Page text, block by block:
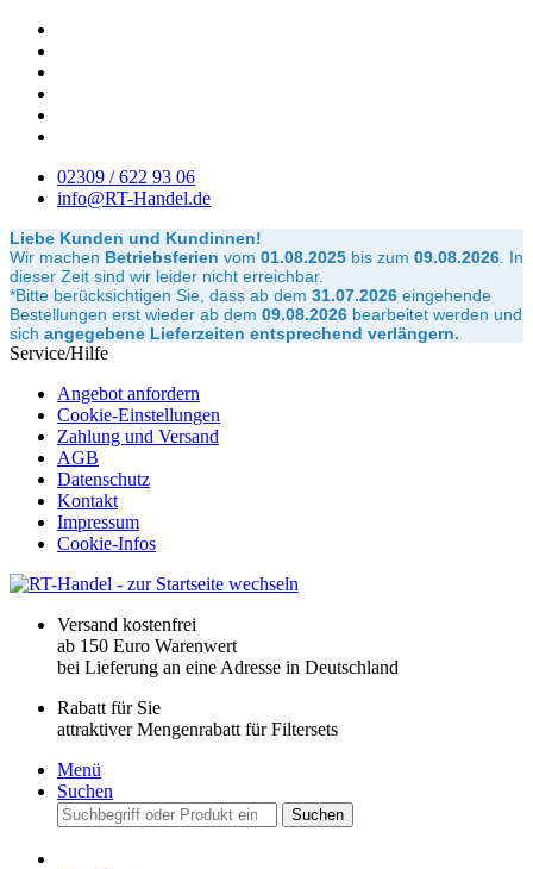
02309 / 622 93 06
info@RT-Handel.de
Liebe Kunden und Kundinnen!
Wir machen Betriebsferien vom 01.08.2025 bis zum 09.08.2026 In
dieser Zeit sind wir leider nicht erreichbar.
*Bitte berücksichtigen Sie, dass ab dem 31.07.2026 eingehende
Bestellungen erst wieder ab dem 09.08.2026 bearbeitet werden und
sich angegebene Lieferzeiten entsprechend verlängern.
Service/Hilfe
Angebot anfordern
Cookie-Einstellungen
Zahlung und Versand
AGB
Datenschutz
Kontakt
Impressum
Cookie-Infos
Versand kostenfrei
ab 150 Euro Warenwert
bei Lieferung an eine Adresse in Deutschland
Rabatt für Sie
attraktiver Mengenrabatt für Filtersets
Menü
Suchen
Suchen